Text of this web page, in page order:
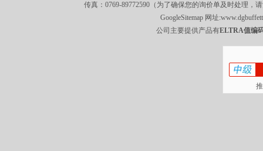
传真：0769-89772590（为了确保您的询价单及时处理，
GoogleSitemap 网址:
公司主要提供产品有ELTRA值编